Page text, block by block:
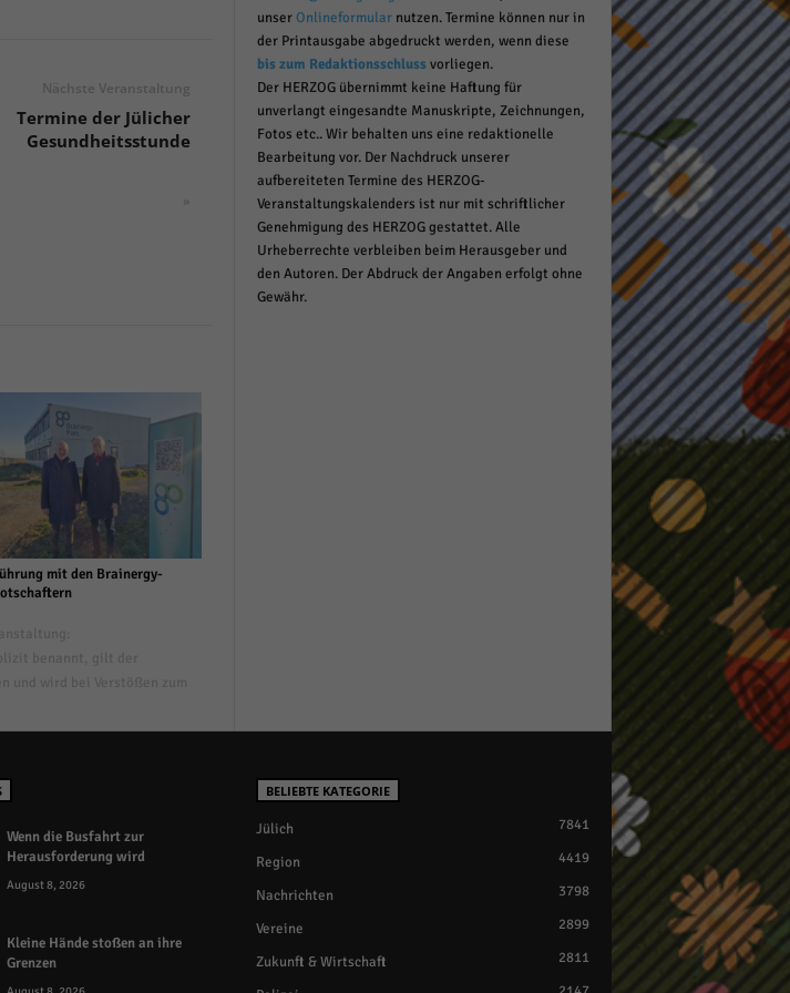
Nächste Veranstaltung
Termine der Jülicher
Gesundheitsstunde
»
mit den Brainergy-
unserOnlineformularnutzen. Termine können nur in
der Printausgabe abgedruckt werden, wenn diese
bis zum Redaktionsschlussvorliegen.
Der HERZOG übernimmt keine Haftung für
unverlangt eingesandte Manuskripte, Zeichnungen,
Fotos etc.. Wir behalten uns eine redaktionelle
Bearbeitung vor. Der Nachdruck unserer
aufbereiteten Termine des HERZOG-
Veranstaltungskalenders ist nur mit schriftlicher
Genehmigung des HERZOG gestattet. Alle
Urheberrechte verbleiben beim Herausgeber und
den Autoren. Der Abdruck der Angaben erfolgt ohne
Gewähr.
Wenn die Busfahrt zur
Herausforderung wird
August 8, 2026
Kleine Hände stoßen an ihre
Grenzen
BELIEBTE KATEGORIE
Jülich 7841
Region 4419
Nachrichten 3798
Vereine 2899
Zukunft & Wirtschaft 2811
Datenschutzerklärung Impressum